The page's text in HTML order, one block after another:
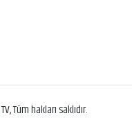
Tüm hakları saklıdır.